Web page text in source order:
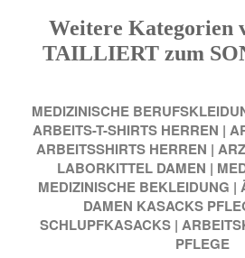
Weitere Kategorien
TAILLIERT zum
MEDIZINISCHE
ARBEITS-T-SHIRTS HERREN |
ARBEITSSHIRTS HERREN |
LABORKITTEL DAMEN |
MEDIZINISCHE BEKLEIDUNG |
DAMEN KASACKS
SCHLUPFKASACKS |
PFLEGE